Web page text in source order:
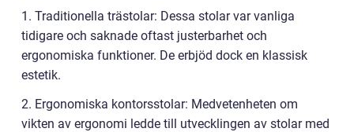
1. Traditionella trästolar: Dessa stolar var vanliga
tidigare och saknade oftast justerbarhet och
ergonomiska funktioner. De erbjöd dock en klassisk
estetik.
2. Ergonomiska kontorsstolar: Medvetenheten om
vikten av ergonomi ledde till utvecklingen av stolar med